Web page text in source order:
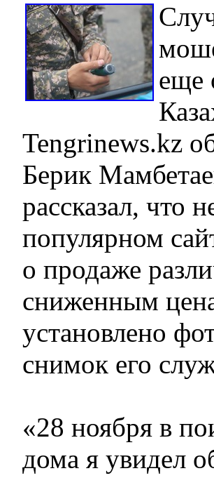
еще
Tengrinews.kz
Берик
рассказал, что
популярном
о продаже
сниженным
установлено
снимок его
«28 ноября в
дома я увидел